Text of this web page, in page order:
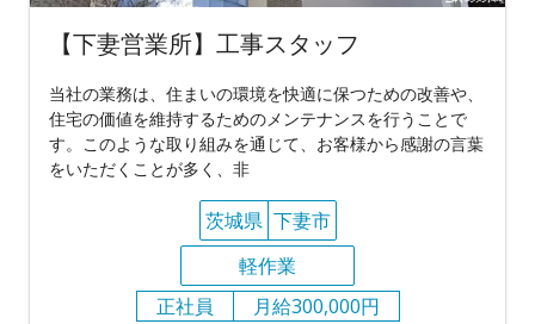
【下妻営業所】工事スタッフ
当社の業務は、住まいの環境を快適に保つための改善や、
住宅の価値を維持するためのメンテナンスを行うことで
す。このような取り組みを通じて、お客様から感謝の言葉
をいただくことが多く、非
茨城県 下妻市
軽作業
正社員
月給300,000円